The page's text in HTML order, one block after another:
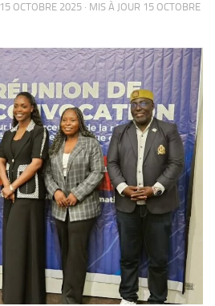
15 OCTOBRE 2025 · MIS À JOUR 15 OCTOBRE